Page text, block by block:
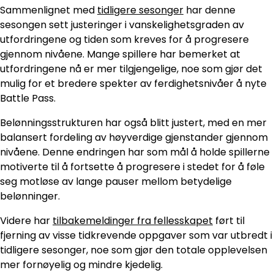
Sammenlignet med tidligere sesonger har denne
sesongen sett justeringer i vanskelighetsgraden av
utfordringene og tiden som kreves for å progresere
gjennom nivåene. Mange spillere har bemerket at
utfordringene nå er mer tilgjengelige, noe som gjør det
mulig for et bredere spekter av ferdighetsnivåer å nyte
Battle Pass.
Belønningsstrukturen har også blitt justert, med en mer
balansert fordeling av høyverdige gjenstander gjennom
nivåene. Denne endringen har som mål å holde spillerne
motiverte til å fortsette å progresere i stedet for å føle
seg motløse av lange pauser mellom betydelige
belønninger.
Videre har tilbakemeldinger fra fellesskapet ført til
fjerning av visse tidkrevende oppgaver som var utbredt i
tidligere sesonger, noe som gjør den totale opplevelsen
mer fornøyelig og mindre kjedelig.